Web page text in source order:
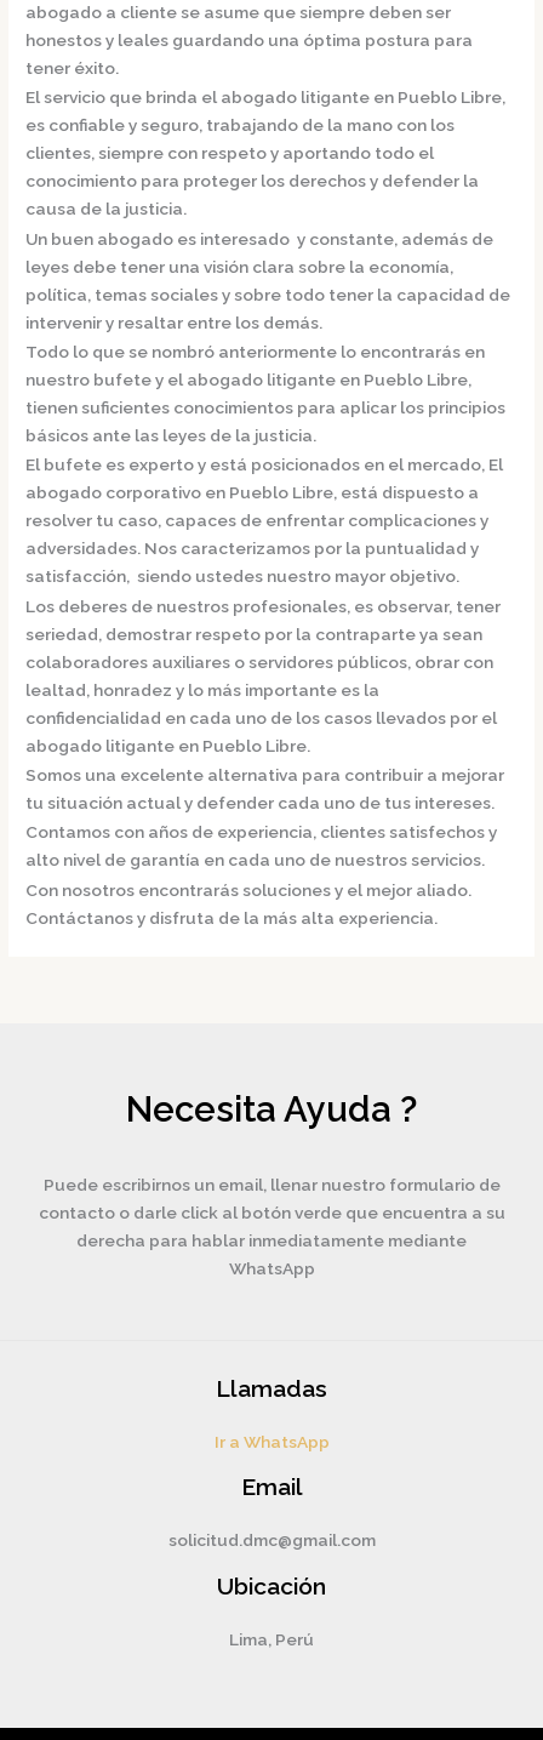
abogado a cliente se asume que siempre deben ser
honestos y leales guardando una óptima postura para
tener éxito.
El servicio que brinda el abogado litigante en Pueblo Libre,
es confiable y seguro, trabajando de la mano con los
clientes, siempre con respeto y aportando todo el
conocimiento para proteger los derechos y defender la
causa de la justicia.
Un buen abogado es interesado y constante, además de
leyes debe tener una visión clara sobre la economía,
política, temas sociales y sobre todo tener la capacidad de
intervenir y resaltar entre los demás.
Todo lo que se nombró anteriormente lo encontrarás en
nuestro bufete y el abogado litigante en Pueblo Libre,
tienen suficientes conocimientos para aplicar los principios
básicos ante las leyes de la justicia.
El bufete es experto y está posicionados en el mercado, El
abogado corporativo en Pueblo Libre, está dispuesto a
resolver tu caso, capaces de enfrentar complicaciones y
adversidades. Nos caracterizamos por la puntualidad y
satisfacción, siendo ustedes nuestro mayor objetivo.
Los deberes de nuestros profesionales, es observar, tener
seriedad, demostrar respeto por la contraparte ya sean
colaboradores auxiliares o servidores públicos, obrar con
lealtad, honradez y lo más importante es la
confidencialidad en cada uno de los casos llevados por el
abogado litigante en Pueblo Libre.
Somos una excelente alternativa para contribuir a mejorar
tu situación actual y defender cada uno de tus intereses.
Contamos con años de experiencia, clientes satisfechos y
alto nivel de garantía en cada uno de nuestros servicios.
Con nosotros encontrarás soluciones y el mejor aliado.
Contáctanos y disfruta de la más alta experiencia.
Necesita Ayuda ?
Puede escribirnos un email, llenar nuestro formulario de
contacto o darle click al botón verde que encuentra a su
derecha para hablar inmediatamente mediante
WhatsApp
Llamadas
Ir a WhatsApp
Email
solicitud.dmc@gmail.com
Ubicación
Lima, Perú